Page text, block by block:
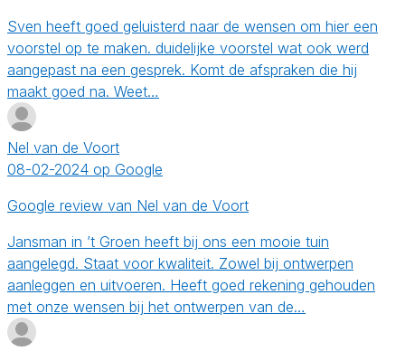
Sven heeft goed geluisterd naar de wensen om hier een
voorstel op te maken. duidelijke voorstel wat ook werd
aangepast na een gesprek. Komt de afspraken die hij
maakt goed na. Weet…
Nel van de Voort
08-02-2024 op Google
Google review van Nel van de Voort
Jansman in ’t Groen heeft bij ons een mooie tuin
aangelegd. Staat voor kwaliteit. Zowel bij ontwerpen
aanleggen en uitvoeren. Heeft goed rekening gehouden
met onze wensen bij het ontwerpen van de…